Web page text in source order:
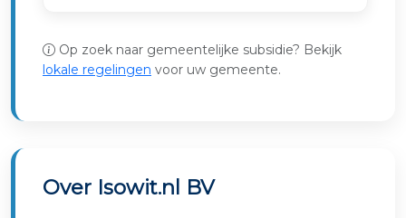
Op zoek naar gemeentelijke subsidie? Bekijk
lokale regelingen voor uw gemeente.
Over Isowit.nl BV